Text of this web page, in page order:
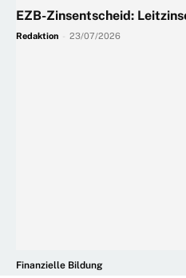
EZB-Zinsentscheid:
Redaktion 23/07/2026
Finanzielle Bildung